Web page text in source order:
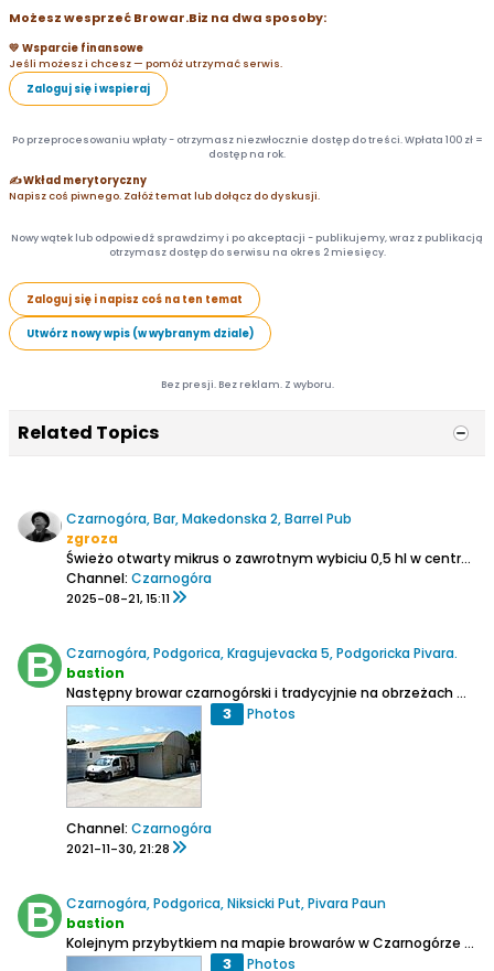
Możesz wesprzeć Browar.Biz na dwa sposoby:
💛 Wsparcie finansowe
Jeśli możesz i chcesz — pomóż utrzymać serwis.
Zaloguj się i wspieraj
Po przeprocesowaniu wpłaty - otrzymasz niezwłocznie dostęp do treści. Wpłata 100 zł =
dostęp na rok.
✍️ Wkład merytoryczny
Napisz coś piwnego. Załóż temat lub dołącz do dyskusji.
Nowy wątek lub odpowiedź sprawdzimy i po akceptacji - publikujemy, wraz z publikacją
otrzymasz dostęp do serwisu na okres 2 miesięcy.
Zaloguj się i napisz coś na ten temat
Utwórz nowy wpis (w wybranym dziale)
Bez presji. Bez reklam. Z wyboru.
Related Topics
Czarnogóra, Bar, Makedonska 2, Barrel Pub
zgroza
Świeżo otwarty mikrus o zawrotnym wybiciu 0,5 hl w centrum Baru. Na kranie dziś 4 rodzaje (IPA, NEIPA, wiedeńskie, monastyrskie [pół]ciemne), spożycie przed lokalem, warzenie na górze.
Channel: Czarnogóra
2025-08-21, 15:11
Czarnogóra, Podgorica, Kragujevacka 5, Podgoricka Pivara.
bastion
Następny browar czarnogórski i tradycyjnie na obrzeżach miejscowości. W sumie dojazd nie jest jakoś bardzo skomplikowany, ponieważ mieści się on na rogu ulicy dochodzącej do głównej drogi na Niksic. Nie trzeba jakoś tam ciężko błądzić. Podobnie jak w przypadku Pauna na miejsce produkcji...
3 Photos
Channel: Czarnogóra
2021-11-30, 21:28
Czarnogóra, Podgorica, Niksicki Put, Pivara Paun
bastion
Kolejnym przybytkiem na mapie browarów w Czarnogórze jest browar Paun. W adresie jest Podgorica, ale to już mocno naciągana sprawa, bo do miasta jest dobrych parę kilometrów. Duża blaszana hala w której mieści się browar, stoi obok głównej drogi w stronę Niksicia, która obecnie przechodzi...
3 Photos